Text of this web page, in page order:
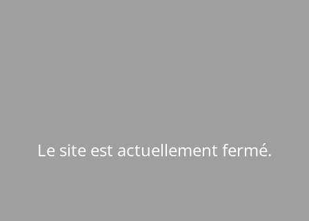
Le site est actuellement fermé.